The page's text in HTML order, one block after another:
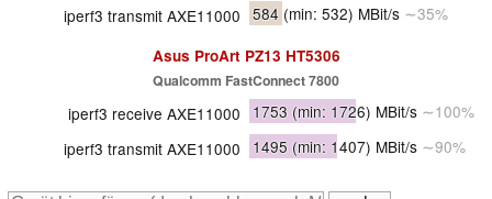
iperf3 transmit AXE11000 584 (min: 532) MBit/s ∼35%
Asus ProArt PZ13 HT5306
Qualcomm FastConnect 7800
iperf3 receive AXE11000 1753 (min: 1726) MBit/s ∼100%
iperf3 transmit AXE11000
1495 (min: 1407) MBit/s ∼90%